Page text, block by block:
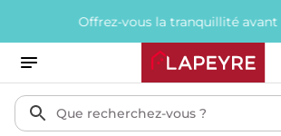
Offrez-vous la tranquillité avant vos